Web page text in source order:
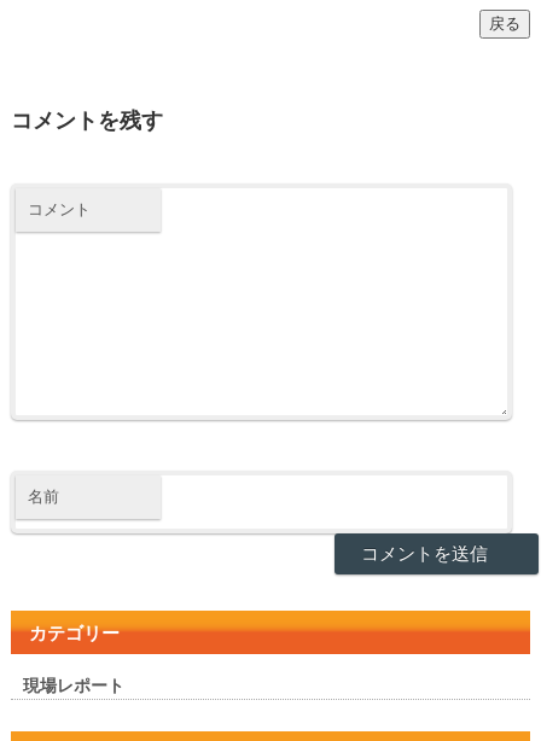
コメントを残す
コメント
名前
カテゴリー
現場レポート